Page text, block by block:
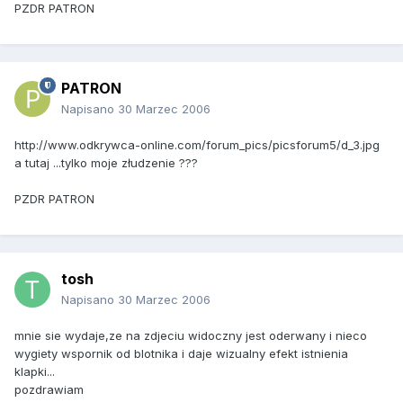
PZDR PATRON
PATRON
Napisano 30 Marzec 2006
http://www.odkrywca-online.com/forum_pics/picsforum5/d_3.jpg
a tutaj ...tylko moje złudzenie ???
PZDR PATRON
tosh
Napisano 30 Marzec 2006
mnie sie wydaje,ze na zdjeciu widoczny jest oderwany i nieco
wygiety wspornik od blotnika i daje wizualny efekt istnienia
klapki...
pozdrawiam